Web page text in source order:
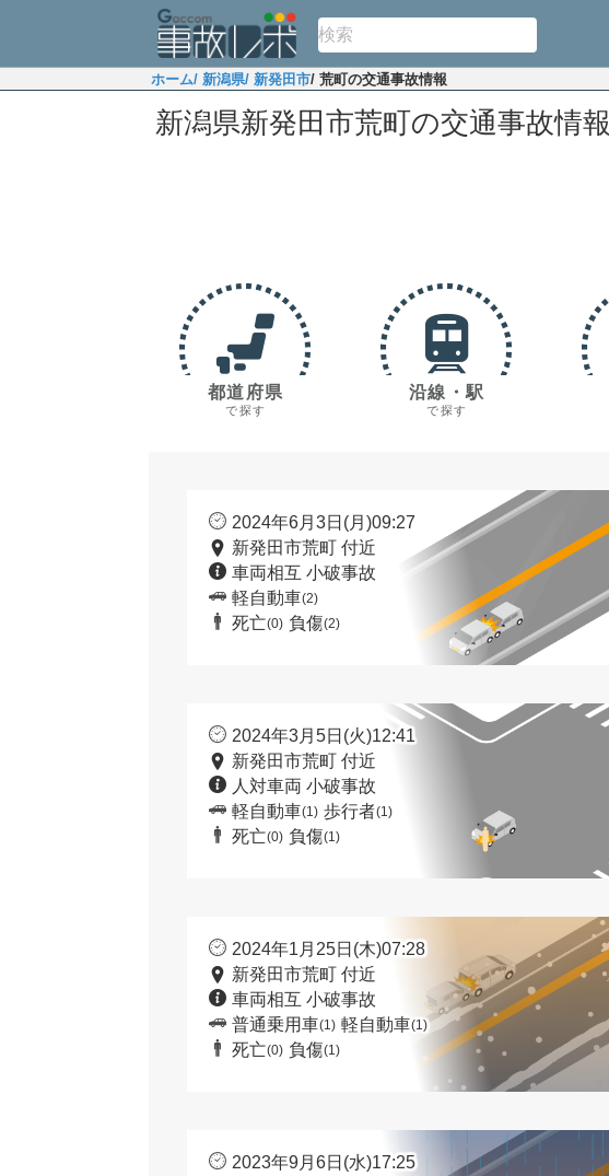
ホーム/ 新潟県/ 新発田市/ 荒町の交通事故情報
新潟県新発田市荒町の交通事故情報
都道府県
で探す
沿線・駅
で探す
2024年6月3日(月)09:27
新発田市荒町 付近
車両相互 小破事故
軽自動車(2)
死亡(0) 負傷(2)
2024年3月5日(火)12:41
新発田市荒町 付近
人対車両 小破事故
軽自動車(1) 歩行者(1)
死亡(0) 負傷(1)
2024年1月25日(木)07:28
新発田市荒町 付近
車両相互 小破事故
普通乗用車(1) 軽自動車(1)
死亡(0) 負傷(1)
2023年9月6日(水)17:25